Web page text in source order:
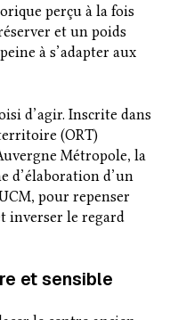
perçu à la fois
et un poids
à s’adapter aux
d’agir. Inscrite dans
(ORT)
Métropole, la
d’élaboration d’un
pour repenser
inverser le regard
et sensible